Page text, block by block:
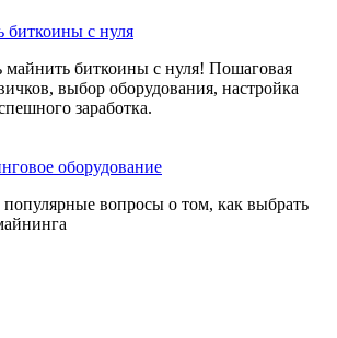
биткоины с нуля
майнить биткоины с нуля! Пошаговая
выбор оборудования, настройка
заработка.
оборудование
вопросы о том, как выбрать